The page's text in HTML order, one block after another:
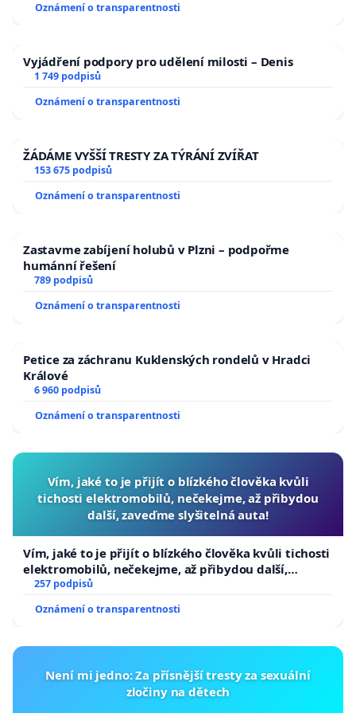
Oznámení o transparentnosti
Vyjádření podpory pro udělení milosti – Denis
1 749 podpisů
Oznámení o transparentnosti
ŽÁDÁME VYŠŠÍ TRESTY ZA TÝRÁNÍ ZVÍŘAT
153 675 podpisů
Oznámení o transparentnosti
Zastavme zabíjení holubů v Plzni – podpořme
humánní řešení
789 podpisů
Oznámení o transparentnosti
Petice za záchranu Kuklenských rondelů v Hradci
Králové
6 960 podpisů
Oznámení o transparentnosti
Vím, jaké to je přijít o blízkého člověka kvůli
tichosti elektromobilů, nečekejme, až přibydou
další, zaveďme slyšitelná auta!
Vím, jaké to je přijít o blízkého člověka kvůli tichosti
elektromobilů, nečekejme, až přibydou další,
zaveďme slyšitelná auta!
257 podpisů
Oznámení o transparentnosti
Není mi jedno: Za přísnější tresty za sexuální
zločiny na dětech